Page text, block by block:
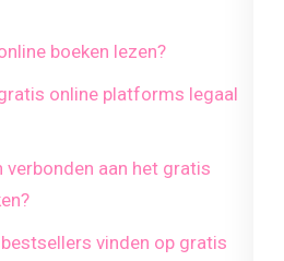
boeken lezen?
online platforms legaal
verbonden aan het gratis
vinden op gratis